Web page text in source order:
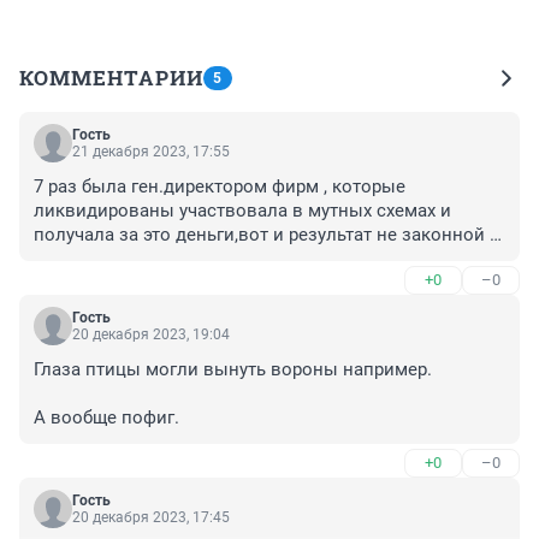
КОММЕНТАРИИ 5
Гость
21 декабря 2023, 17:55
7 раз была ген.директором фирм , которые
ликвидированы участвовала в мутных схемах и
получала за это деньги,вот и результат не законной
+0 –0
Гость
20 декабря 2023, 19:04
Глаза птицы могли вынуть вороны например.
А вообще пофиг.
+0 –0
Гость
20 декабря 2023, 17:45